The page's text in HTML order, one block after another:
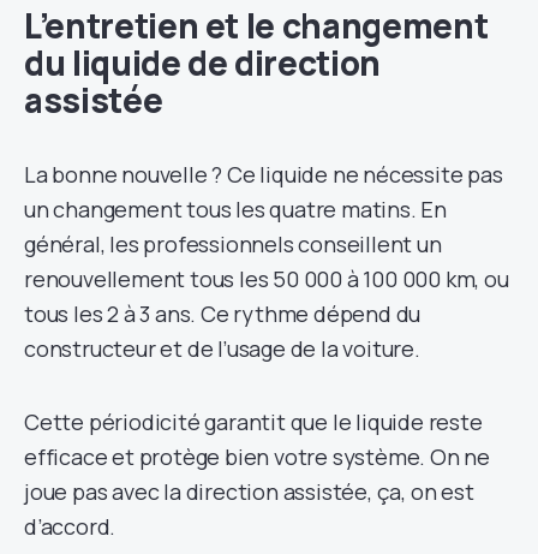
L’entretien et le changement
du liquide de direction
assistée
La bonne nouvelle ? Ce liquide ne nécessite pas
un changement tous les quatre matins. En
général, les professionnels conseillent un
renouvellement tous les 50 000 à 100 000 km, ou
tous les 2 à 3 ans. Ce rythme dépend du
constructeur et de l’usage de la voiture.
Cette périodicité garantit que le liquide reste
efficace et protège bien votre système. On ne
joue pas avec la direction assistée, ça, on est
d’accord.